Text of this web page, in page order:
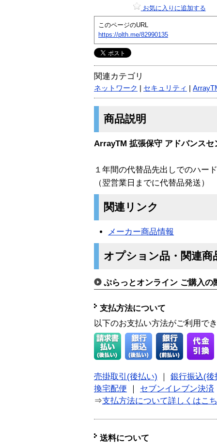
お気に入りに追加する
このページのURL
https://plth.me/82990135
関連カテゴリ
ネットワーク セキュリティ
商品説明
ArrayTM 拡張保守 アドバンスセ
１年間の代替品先出しでのハー
（翌営業日までに代替品発送）
関連リンク
メーカー商品情報
オプション品・関連商
ぷらっとオンライン ご購入の
支払方法について
以下のお支払い方法がご利用で
売掛取引(後払い)
銀行振込(後
換宅配便
セブンイレブン決済
⇒支払方法について詳しくはこ
送料について